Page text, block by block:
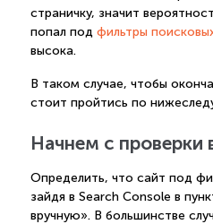
страничку, значит
попал под фильтры
высока.
В таком случае, чтобы
стоит пройтись по
Начнем с проверки
Определить, что сайт под
зайдя в Search Console в
вручную». В большинстве